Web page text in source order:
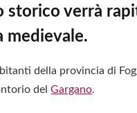
storico verrà
medievale.
della provincia di
delGargano.